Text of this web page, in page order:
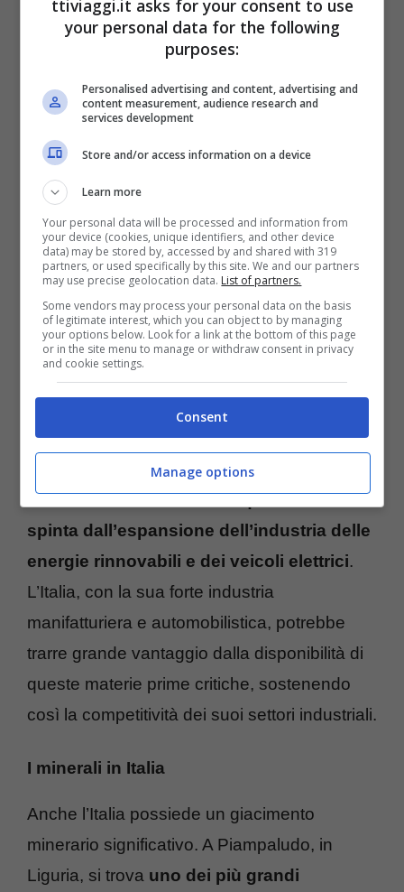
La crescente domanda di questi metalli è
spinta dall’espansione dell’industria delle
energie rinnovabili e dei veicoli elettrici.
L’Italia, con la sua forte industria
manifatturiera e automobilistica, potrebbe
trarre grande vantaggio dalla disponibilità di
queste materie prime critiche, sostenendo
così la competitività dei suoi settori industriali.
I minerali in Italia
Anche l’Italia possiede un giacimento
minerario significativo. A Piampaludo, in
Liguria, si trova uno dei più grandi
ttiviaggi.it asks for your consent to use
your personal data for the following
purposes:
Personalised advertising and content, advertising and
content measurement, audience research and
services development
Store and/or access information on a device
Learn more
Your personal data will be processed and information from
your device (cookies, unique identifiers, and other device
data) may be stored by, accessed by and shared with 319
partners, or used specifically by this site. We and our partners
may use precise geolocation data. List of partners.
Some vendors may process your personal data on the basis
of legitimate interest, which you can object to by managing
your options below. Look for a link at the bottom of this page
or in the site menu to manage or withdraw consent in privacy
and cookie settings.
Consent
Manage options